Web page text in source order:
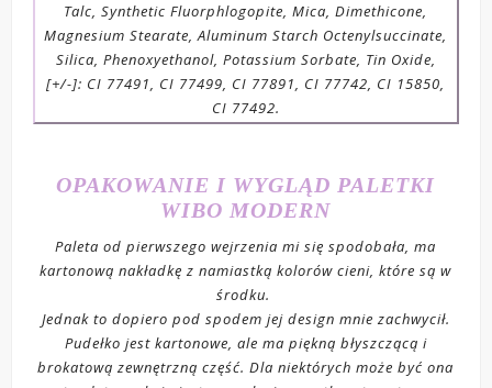
Talc, Synthetic Fluorphlogopite, Mica, Dimethicone,
Magnesium Stearate, Aluminum Starch Octenylsuccinate,
Silica, Phenoxyethanol, Potassium Sorbate, Tin Oxide,
[+/-]: CI 77491, CI 77499, CI 77891, CI 77742, CI 15850,
CI 77492.
OPAKOWANIE I WYGLĄD PALETKI
WIBO MODERN
Paleta od pierwszego wejrzenia mi się spodobała, ma
kartonową nakładkę z namiastką kolorów cieni, które są w
środku.
Jednak to dopiero pod spodem jej design mnie zachwycił.
Pudełko jest kartonowe, ale ma piękną błyszczącą i
brokatową zewnętrzną część. Dla niektórych może być ona